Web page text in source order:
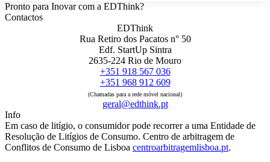
Pronto para Inovar com a EDThink?
Contactos
EDThink
Rua Retiro dos Pacatos n° 50
Edf. StartUp Sintra
2635-224 Rio de Mouro
+351 918 567 036
+351 968 912 609
(Chamadas para a rede móvel nacional)
geral@edthink.pt
Info
Em caso de litígio, o consumidor pode recorrer a uma Entidade de
Resolução de Litígios de Consumo. Centro de arbitragem de
Conflitos de Consumo de Lisboa centroarbitragemlisboa.pt.